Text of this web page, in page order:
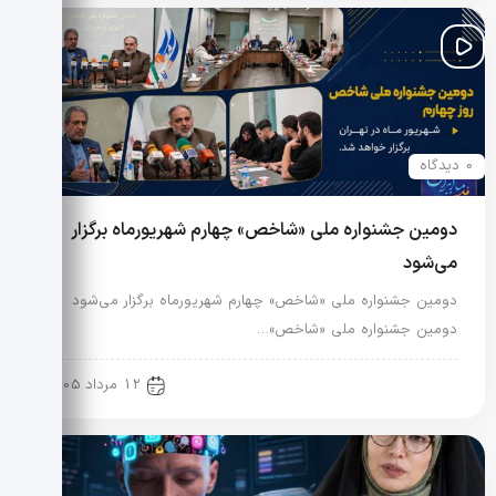
0 دیدگاه
دومین جشنواره ملی «شاخص» چهارم شهریورماه برگزار
می‌شود
دومین جشنواره ملی «شاخص» چهارم شهریورماه برگزار می‌شود
دومین جشنواره ملی «شاخص»…
12 مرداد 1405